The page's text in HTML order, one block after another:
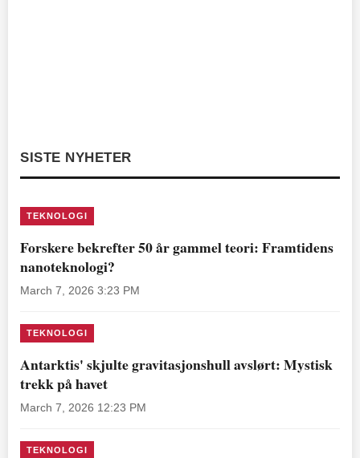
SISTE NYHETER
TEKNOLOGI
Forskere bekrefter 50 år gammel teori: Framtidens
nanoteknologi?
March 7, 2026 3:23 PM
TEKNOLOGI
Antarktis' skjulte gravitasjonshull avslørt: Mystisk
trekk på havet
March 7, 2026 12:23 PM
TEKNOLOGI